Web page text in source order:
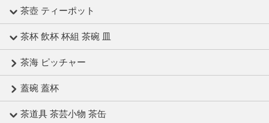
茶壺 ティーポット
茶杯 飲杯 杯組 茶碗 皿
茶海 ピッチャー
蓋碗 蓋杯
茶道具 茶芸小物 茶缶